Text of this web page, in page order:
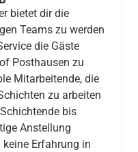
bietet dir die
Teams zu werden
die Gäste
Posthausen zu
Mitarbeitende, die
zu arbeiten
bis
Anstellung
Erfahrung in